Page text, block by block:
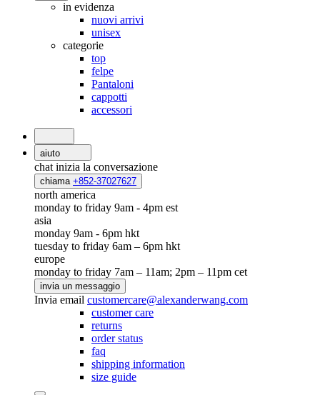
in evidenza
nuovi arrivi
unisex
categorie
top
felpe
Pantaloni
cappotti
accessori
aiuto
chat inizia la conversazione
chiama +852-37027627
north america
monday to friday 9am - 4pm est
asia
monday 9am - 6pm hkt
tuesday to friday 6am – 6pm hkt
europe
monday to friday 7am – 11am; 2pm – 11pm cet
invia un messaggio
Invia email customercare@alexanderwang.com
customer care
returns
order status
faq
shipping information
size guide